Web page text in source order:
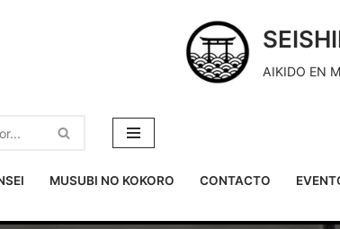
AIKIDO EN
MUSUBI NO KOKORO CONTACTO